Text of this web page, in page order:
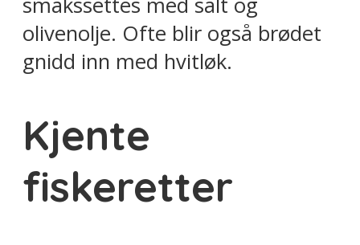
olivenolje. Ofte blir også brødet
gnidd inn med hvitløk.
Kjente
fiskeretter